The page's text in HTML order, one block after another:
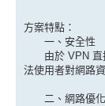
方案特點：
一、安全性
由於 VPN 直接
法使用者對網路
二、網路優化